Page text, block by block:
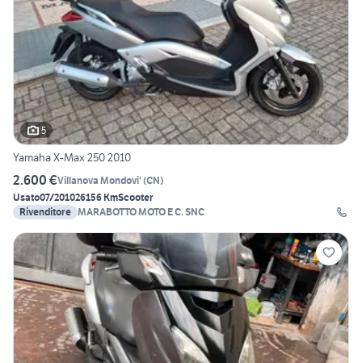
5
Yamaha X-Max 250 2010
2.600 €Villanova Mondovi' (CN)
Usato07/201026156 KmScooter
Rivenditore MARABOTTO MOTO E C. SNC